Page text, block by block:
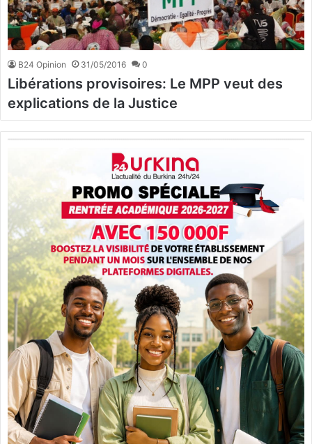
B24 Opinion 31/05/2016 0
Libérations provisoires: Le MPP veut des
explications de la Justice